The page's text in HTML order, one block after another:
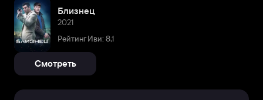
Близнец
2021
Рейтинг Иви: 8,1
Смотреть